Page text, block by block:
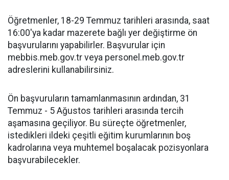
Öğretmenler, 18-29 Temmuz tarihleri arasında, saat
16:00'ya kadar mazerete bağlı yer değiştirme ön
başvurularını yapabilirler. Başvurular için
mebbis.meb.gov.tr veya personel.meb.gov.tr
adreslerini kullanabilirsiniz.
Ön başvuruların tamamlanmasının ardından, 31
Temmuz - 5 Ağustos tarihleri arasında tercih
aşamasına geçiliyor. Bu süreçte öğretmenler,
istedikleri ildeki çeşitli eğitim kurumlarının boş
kadrolarına veya muhtemel boşalacak pozisyonlara
başvurabilecekler.